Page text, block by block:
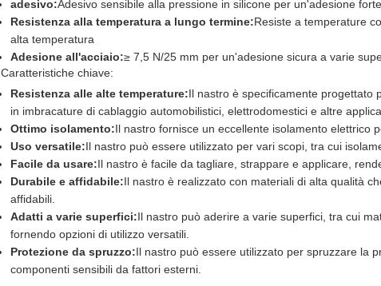
adesivo:Adesivo sensibile alla pressione in silicone per un'adesione
Resistenza alla temperatura a lungo termine:Resiste a temperature
alta temperatura
Adesione all'acciaio:≥ 7,5 N/25 mm per un'adesione sicura a varie
Caratteristiche chiave:
Resistenza alle alte temperature:Il nastro è specificamente progettato
in imbracature di cablaggio automobilistici, elettrodomestici e altre
Ottimo isolamento:Il nastro fornisce un eccellente isolamento elettrico
Uso versatile:Il nastro può essere utilizzato per vari scopi, tra cui
Facile da usare:Il nastro è facile da tagliare, strappare e applicare,
Durabile e affidabile:Il nastro è realizzato con materiali di alta qualità
affidabili.
Adatti a varie superfici:Il nastro può aderire a varie superfici, tra cui
fornendo opzioni di utilizzo versatili.
Protezione da spruzzo:Il nastro può essere utilizzato per spruzzare la
componenti sensibili da fattori esterni.